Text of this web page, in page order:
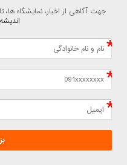
جهت آگاهی از اخبار، نمایشگاه
اندیشه